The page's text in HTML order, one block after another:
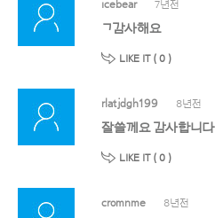
icebear 7년전
ㄱ감사해요
LIKE IT ( 0 )
rlatjdgh199 8년전
잘쓸께요 감사합니다
LIKE IT ( 0 )
cromnme 8년전